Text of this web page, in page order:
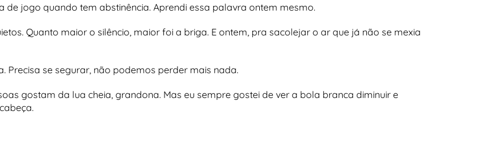
jogo quando tem abstinência. Aprendi essa palavra ontem mesmo.
Quanto maior o silêncio, maior foi a briga. E ontem, pra sacolejar o ar que já não se mexia
Precisa se segurar, não podemos perder mais nada.
gostam da lua cheia, grandona. Mas eu sempre gostei de ver a bola branca diminuir e